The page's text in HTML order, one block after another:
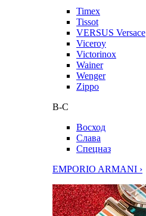
Timex
Tissot
VERSUS Versace
Viceroy
Victorinox
Wainer
Wenger
Zippo
В-С
Восход
Слава
Спецназ
EMPORIO ARMANI ›